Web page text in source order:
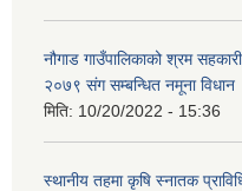
नौगाड गाउँपालिकाको श्रम
२०७९ संग सम्बन्धित नमूना विधान
मिति: 10/20/2022 - 15:36
स्थानीय तहमा कृषि स्नातक